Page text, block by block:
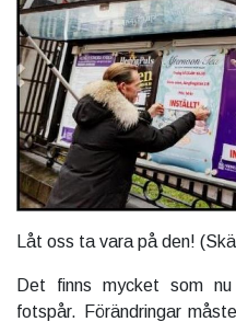
Låt oss ta vara på den!
Det finns mycket som
fotspår. Förändringar